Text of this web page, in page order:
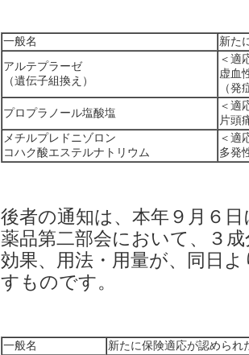
一般名 新た
アルテプラーゼ
（遺伝子組換え）
＜適
虚血
（発
プロプラノール塩酸塩
＜適
片頭
メチルプレドニゾロン
コハク酸エステルナトリウム
＜適
多発
後者の通知は、本年９月６
薬品第二部会において、３
効果、用法・用量が、同日
すものです。
一般名 新たに保険適応が認められ